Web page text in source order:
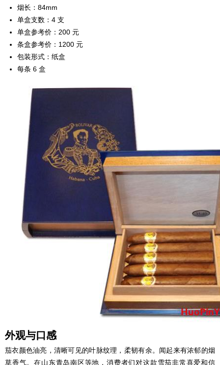
烟长：84mm
单盒支数：4 支
单盒参考价：200 元
条盒参考价：1200 元
包装形式：纸盒
每条 6 盒
外观与口感
茄衣颜色油亮，清晰可见的叶脉纹理，柔韧有余。闻起来有浓郁的烟
草香气。在山东青岛南区等地，消费者们对这款雪茄非常喜爱和信